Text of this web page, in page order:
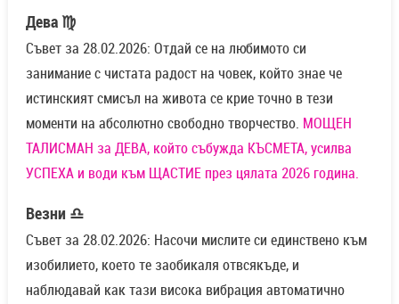
Дева ♍
Съвет за 28.02.2026: Отдай се на любимото си
занимание с чистата радост на човек, който знае че
истинският смисъл на живота се крие точно в тези
моменти на абсолютно свободно творчество. МОЩЕН
ТАЛИСМАН за ДЕВА, който събужда КЪСМЕТА, усилва
УСПЕХА и води към ЩАСТИЕ през цялата 2026 година.
Везни ♎
Съвет за 28.02.2026: Насочи мислите си единствено към
изобилието, което те заобикаля отвсякъде, и
наблюдавай как тази висока вибрация автоматично